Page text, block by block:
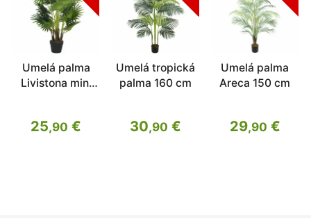
Umelá palma
Livistona mini
25,90 €
Umelá tropická
palma 160 cm
30,90 €
Umelá palma
Areca 150 cm
29,90 €